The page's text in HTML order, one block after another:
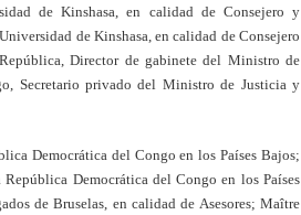
de Kinshasa, en calidad de Consejero y
de Kinshasa, en calidad de Consejero
Director de gabinete del Ministro de
Secretario privado del Ministro de Justicia y
Democrática del Congo en los Países Bajos;
Democrática del Congo en los Países
de Bruselas, en calidad de Asesores; Maître